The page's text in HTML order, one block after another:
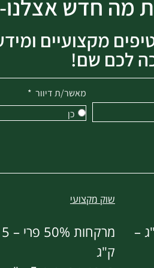
מה חדש אצלנו-
מקצועיים
לכם שם!
מאשר/ת דיוור
כן
1 ק"ג –
שוק מקצועי
מרקחות 50% פרי – 5
ק"ג